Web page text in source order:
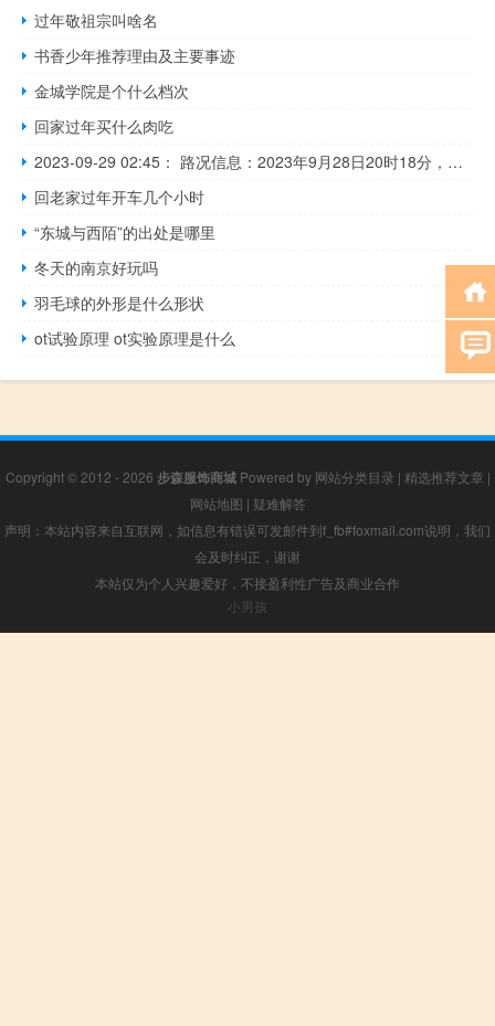
过年敬祖宗叫啥名
书香少年推荐理由及主要事迹
金城学院是个什么档次
回家过年买什么肉吃
2023-09-29 02:45： 路况信息：2023年9月28日20时18分，长常北线高速长益段泞湖收费站附近以西K43至K44处东往西因车流量大造成交通通行缓慢，至29日2时42分已恢复正常通行。Sa85Za ​​​
回老家过年开车几个小时
“东城与西陌”的出处是哪里
冬天的南京好玩吗
羽毛球的外形是什么形状
ot试验原理 ot实验原理是什么
Copyright © 2012 - 2026 步森服饰商城Powered by 网站分类目录 | 精选推荐文章 |
网站地图 | 疑难解答
声明：本站内容来自互联网，如信息有错误可发邮件到f_fb#foxmail.com说明，我们
会及时纠正，谢谢
本站仅为个人兴趣爱好，不接盈利性广告及商业合作
小男孩